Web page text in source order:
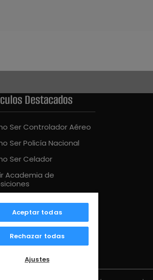
Destacados
Ser Controlador Aéreo
Ser Policía Nacional
Ser Celador
Academia de
Academia Oposiciones
Aceptar todas
Rechazar todas
Ajustes